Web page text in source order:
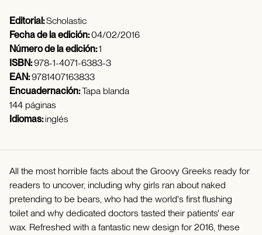
Editorial:Scholastic
Fecha de la edición:04/02/2016
Número de la edición:1
ISBN:978-1-4071-6383-3
EAN:9781407163833
Encuadernación:Tapa blanda
144 páginas
Idiomas:inglés
All the most horrible facts about the Groovy Greeks ready for
readers to uncover, including why girls ran about naked
pretending to be bears, who had the world's first flushing
toilet and why dedicated doctors tasted their patients' ear
wax. Refreshed with a fantastic new design for 2016, these